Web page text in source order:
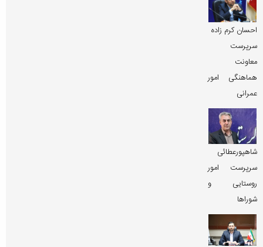
احسان کرم زاده
سرپرست
معاونت
هماهنگی امور
عمرانی
شاهپورعطائی
سرپرست امور
روستایی و
شوراها